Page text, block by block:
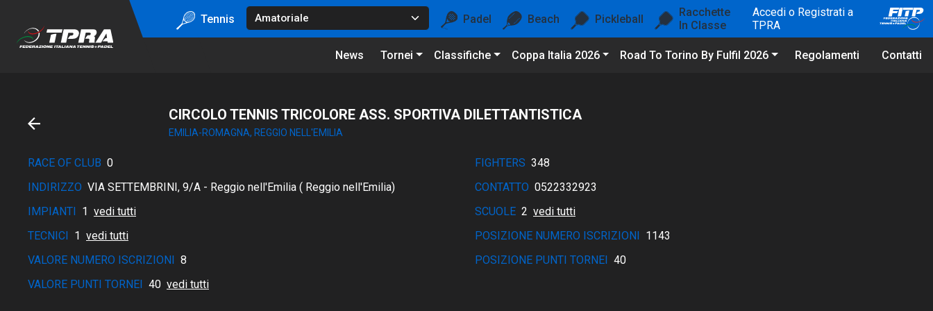
Tennis Padel Beach Pickleball
Racchette
In Classe
Accedi o Registrati a
TPRA
News Tornei Classifiche Coppa Italia 2026 Road To Torino By Fulfil 2026 Regolamenti Contatti
CIRCOLO TENNIS TRICOLORE ASS. SPORTIVA DILETTANTISTICA
EMILIA-ROMAGNA, REGGIO NELL'EMILIA
RACE OF CLUB 0 FIGHTERS 348
INDIRIZZO VIA SETTEMBRINI, 9/A - Reggio nell'Emilia ( Reggio nell'Emilia) CONTATTO 0522332923
IMPIANTI 1 vedi tutti SCUOLE 2 vedi tutti
TECNICI 1 vedi tutti POSIZIONE NUMERO ISCRIZIONI 1143
VALORE NUMERO ISCRIZIONI 8 POSIZIONE PUNTI TORNEI 40
VALORE PUNTI TORNEI 40 vedi tutti